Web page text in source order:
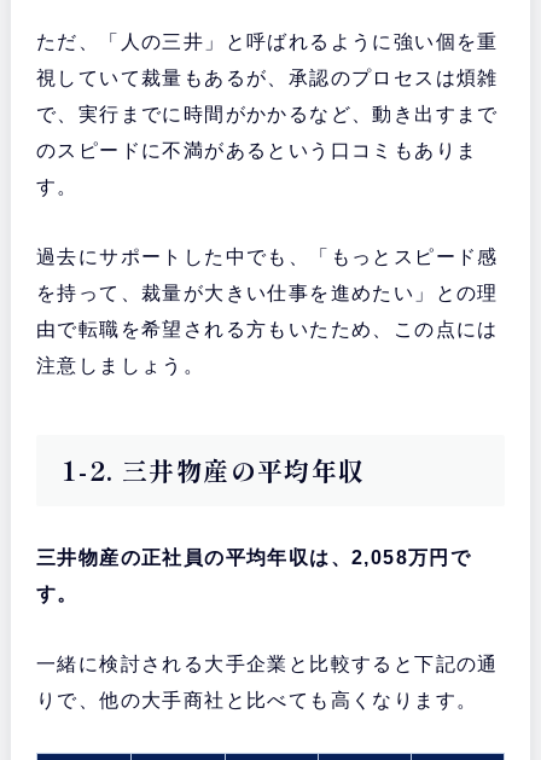
ただ、「人の三井」と呼ばれるように強い個を重
視していて裁量もあるが、承認のプロセスは煩雑
で、実行までに時間がかかるなど、動き出すまで
のスピードに不満があるという口コミもありま
す。
過去にサポートした中でも、「もっとスピード感
を持って、裁量が大きい仕事を進めたい」との理
由で転職を希望される方もいたため、この点には
注意しましょう。
1-2. 三井物産の平均年収
三井物産の正社員の平均年収は、2,058万円で
す。
一緒に検討される大手企業と比較すると下記の通
りで、他の大手商社と比べても高くなります。